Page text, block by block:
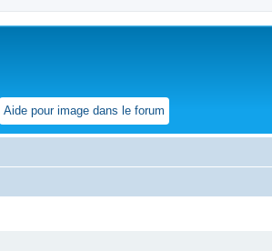
Aide pour image dans le forum